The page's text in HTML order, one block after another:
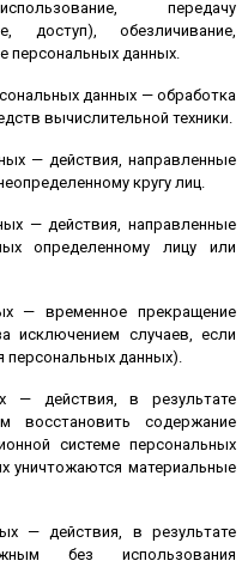
передачу
доступ), обезличивание,
персональных данных.
данных — обработка
вычислительной техники.
— действия, направленные
кругу лиц.
— действия, направленные
определенному лицу или
— временное прекращение
исключением случаев, если
персональных данных).
— действия, в результате
восстановить содержание
системе персональных
уничтожаются материальные
— действия, в результате
без использования